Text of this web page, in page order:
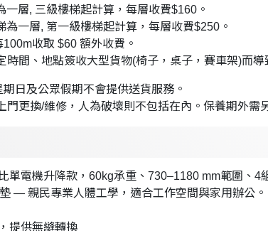
層, 三級樓梯起計算，每層收費$160。
一層, 第一級樓梯起計算，每層收費$250。
100m收取 $60 額外收費。
間、地點簽收大型貨物(椅子，桌子，賽車架)而導
日及公眾假期不會提供送貨服務。
更換/維修，人為破壞則不包括在內。保養期外需
單電機升降款，60kg承重、730–1180 mm範圍、
— 親民專業人體工學，適合工作空間與家用辦公。
提供無縫轉換